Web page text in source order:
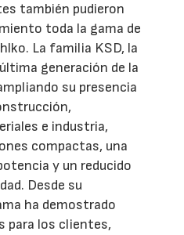
también pudieron
toda la gama de
La familia KSD, la
generación de la
su presencia
e industria,
compactas, una
y un reducido
Desde su
ha demostrado
para los clientes,